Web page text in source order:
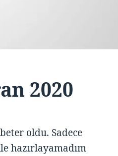
2020
oldu. Sadece
hazırlayamadım